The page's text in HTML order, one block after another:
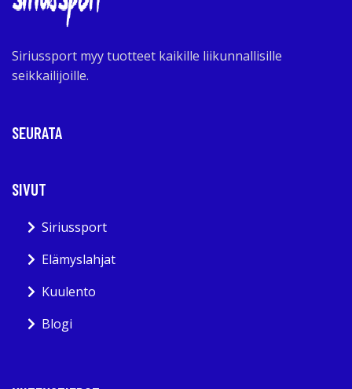
Siriussport myy tuotteet kaikille liikunnallisille
seikkailijoille.
SEURATA
SIVUT
Siriussport
Elämyslahjat
Kuulento
Blogi